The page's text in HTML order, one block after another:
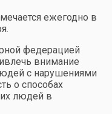
ежегодно в
федерацией
внимание
с нарушениями
о способах
людей в